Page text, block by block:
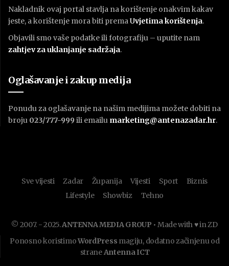
Nakladnik ovaj portal stavlja na korištenje onakvim kakav
jeste, a korištenje mora biti premaUvjetima korištenja.
Objavili smo vaše podatke ili fotografiju – uputite nam
zahtjev za uklanjanje sadržaja.
Oglašavanje i zakup medija
Ponudu za oglašavanje na našim medijima možete dobiti na
broju 023/777-999 ili emailu marketing@antenazadar.hr.
Sve vijesti Zadar Županija Vijesti Sport
Biznis
Lifestyle
Showbiz Tehno
© 2007. - 2025.ANTENNA MEDIA GROUP • Made with ♥ in ZD
Ponosno koristimoWordPress magiju, dodatno začinjenu od
straneAntenna ICT